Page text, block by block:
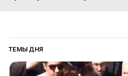
ТЕМЫ ДНЯ